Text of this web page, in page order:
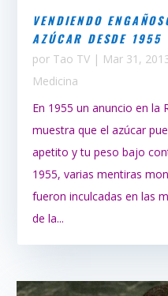
VENDIENDO
AZÚCAR DESDE 1955
por Tao TV | Mar 31,
Medicina
En 1955 un anuncio en la
muestra que el azúcar
apetito y tu peso bajo
1955, varias mentiras
fueron inculcadas en las
de la...